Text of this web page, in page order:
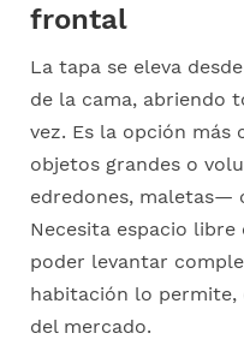
frontal
La tapa se eleva
de la cama, abriendo
vez. Es la opción más
objetos grandes o
edredones, maletas—
Necesita espacio
poder levantar
habitación lo permite,
del mercado.